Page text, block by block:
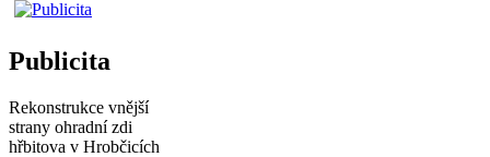
Publicita
Rekonstrukce vnější
strany ohradní zdi
hřbitova v Hrobčicích